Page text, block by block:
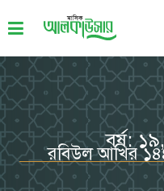
বর্ষ:
রবিউল আখির